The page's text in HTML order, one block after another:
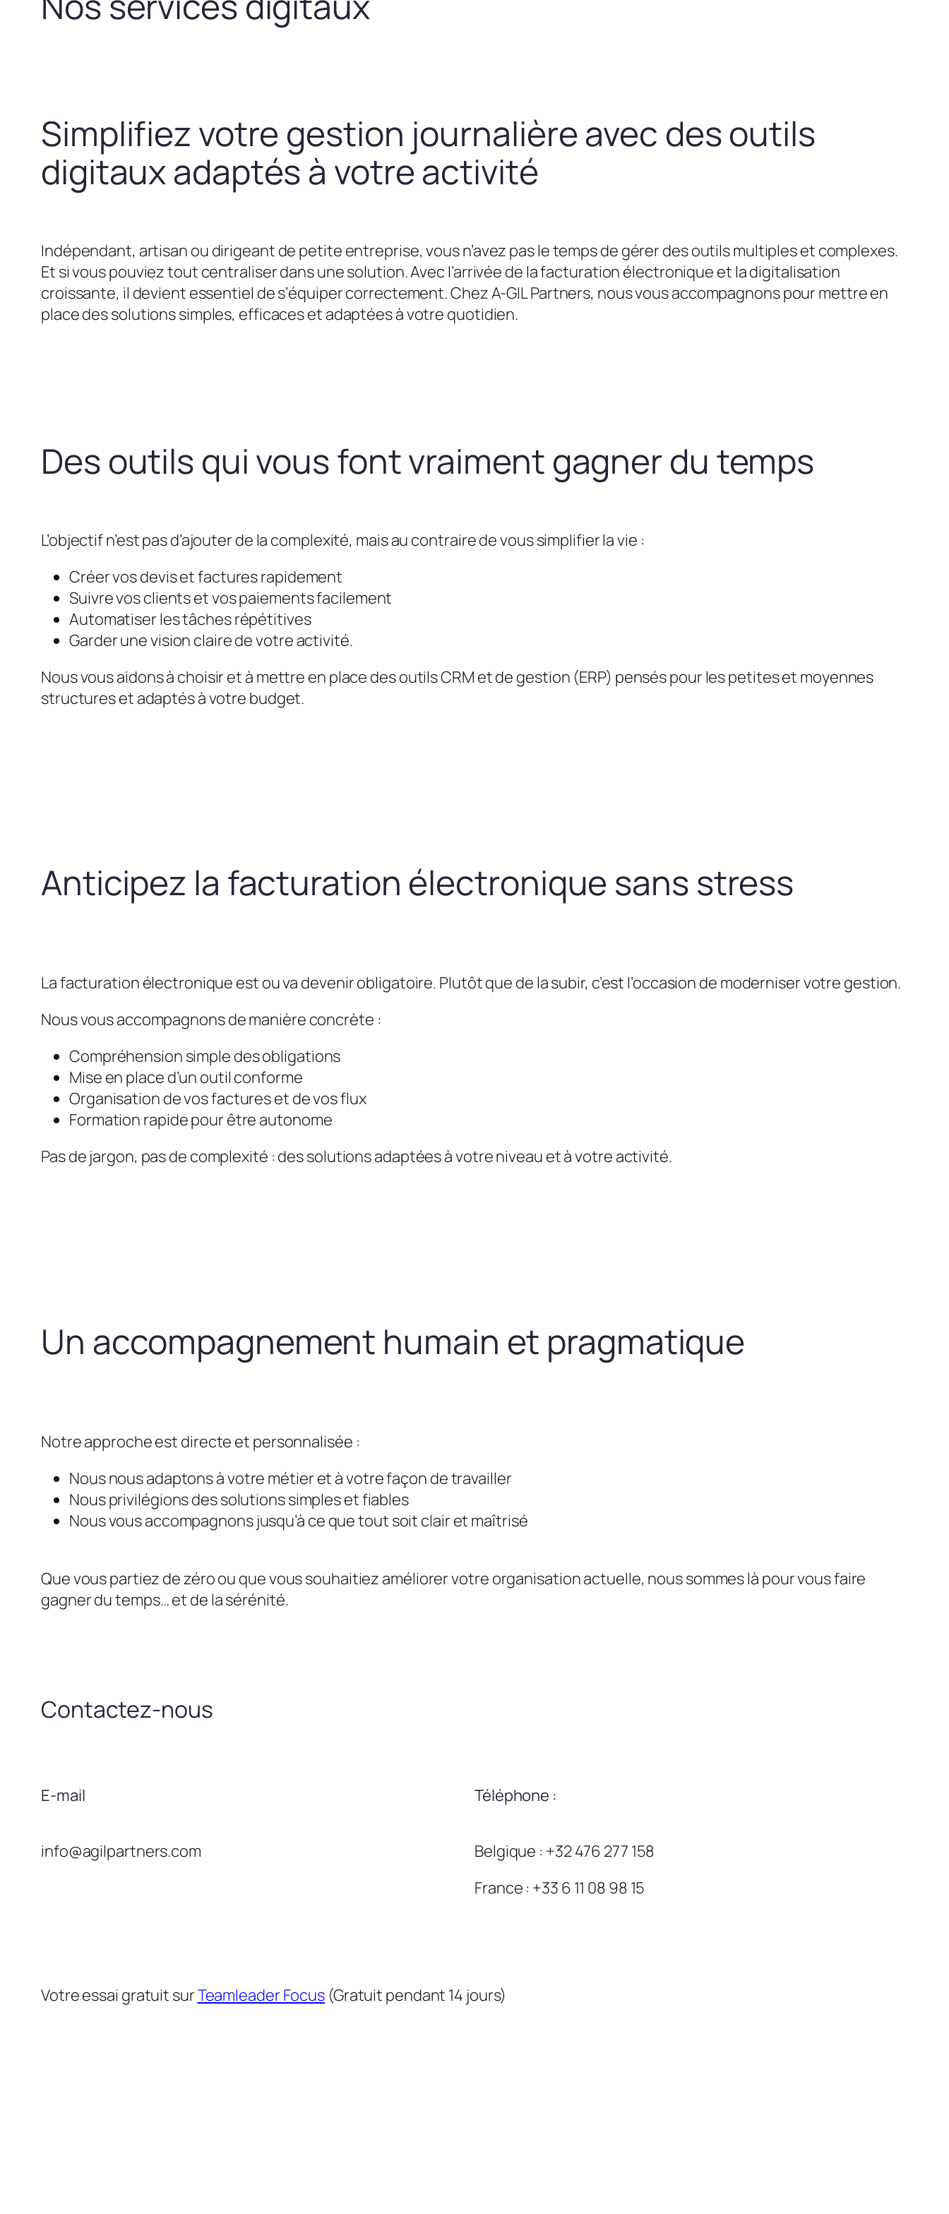
Simplifiez votre gestion journalière avec des outils
digitaux adaptés à votre activité
Indépendant, artisan ou dirigeant de petite entreprise, vous n’avez pas le temps de gérer des outils multiples et complexes.
Et si vous pouviez tout centraliser dans une solution. Avec l’arrivée de la facturation électronique et la digitalisation
croissante, il devient essentiel de s’équiper correctement. Chez A-GIL Partners, nous vous accompagnons pour mettre en
place des solutions simples, efficaces et adaptées à votre quotidien.
Des outils qui vous font vraiment gagner du temps
L’objectif n’est pas d’ajouter de la complexité, mais au contraire de vous simplifier la vie :
Créer vos devis et factures rapidement
Suivre vos clients et vos paiements facilement
Automatiser les tâches répétitives
Garder une vision claire de votre activité.
Nous vous aidons à choisir et à mettre en place des outils CRM et de gestion (ERP) pensés pour les petites et moyennes
structures et adaptés à votre budget.
Anticipez la facturation électronique sans stress
La facturation électronique est ou va devenir obligatoire. Plutôt que de la subir, c’est l’occasion de moderniser votre gestion.
Nous vous accompagnons de manière concrète :
Compréhension simple des obligations
Mise en place d’un outil conforme
Organisation de vos factures et de vos flux
Formation rapide pour être autonome
Pas de jargon, pas de complexité : des solutions adaptées à votre niveau et à votre activité.
Un accompagnement humain et pragmatique
Notre approche est directe et personnalisée :
Nous nous adaptons à votre métier et à votre façon de travailler
Nous privilégions des solutions simples et fiables
Nous vous accompagnons jusqu’à ce que tout soit clair et maîtrisé
Que vous partiez de zéro ou que vous souhaitiez améliorer votre organisation actuelle, nous sommes là pour vous faire
gagner du temps… et de la sérénité.
Contactez-nous
E-mail
info@agilpartners.com
Téléphone :
Belgique : +32 476 277 158
France : +33 6 11 08 98 15
Votre essai gratuit surTeamleader Focus (Gratuit pendant 14 jours)